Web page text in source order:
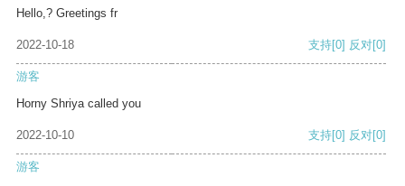
Hello,? Greetings fr
2022-10-18 支持[0] 反对[0]
游客
Horny Shriya called you
2022-10-10 支持[0] 反对[0]
游客